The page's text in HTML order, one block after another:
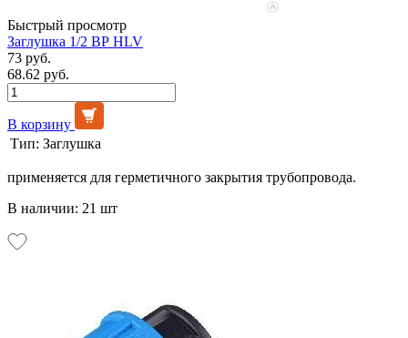
Быстрый просмотр
Заглушка 1/2 ВР HLV
73 руб.
68.62 руб.
В корзину
Тип: Заглушка
применяется для герметичного закрытия трубопровода.
В наличии: 21 шт